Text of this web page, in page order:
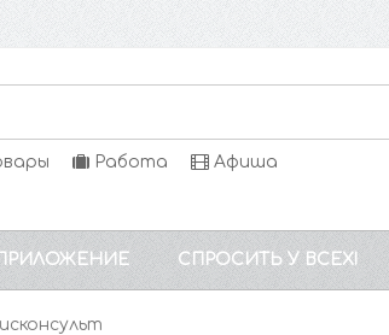
Работа Афиша
СПРОСИТЬ У ВСЕХ!